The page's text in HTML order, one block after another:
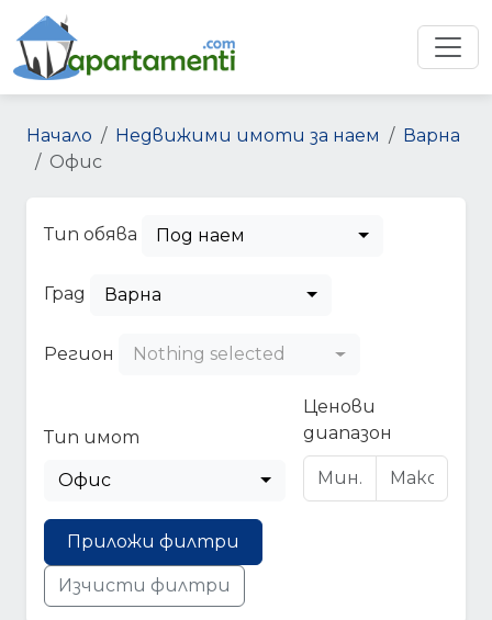
Начало Недвижими имоти за наем
Варна
Офис
Тип обява Под наем
Град Варна
Регион Nothing selected
Тип имот
Офис
Ценови
диапазон
Приложи филтри
Изчисти филтри